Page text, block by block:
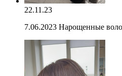
22.11.23
7.06.2023 Нарощенные